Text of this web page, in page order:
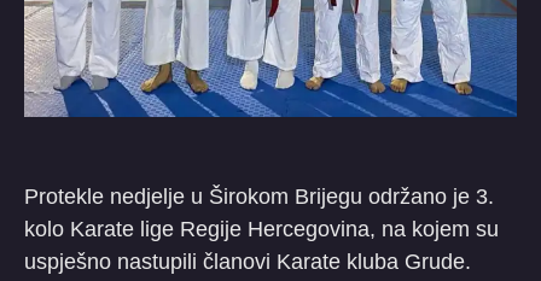
Protekle nedjelje u Širokom Brijegu održano je 3.
kolo Karate lige Regije Hercegovina, na kojem su
uspješno nastupili članovi Karate kluba Grude.